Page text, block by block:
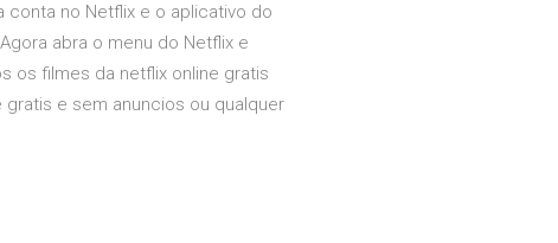
no Netflix e o aplicativo do
abra o menu do Netflix e
os filmes da netflix online gratis
e sem anuncios ou qualquer